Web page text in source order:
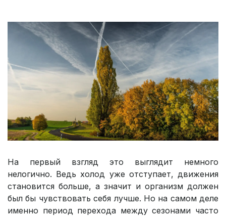
На первый взгляд это выглядит немного
нелогично. Ведь холод уже отступает, движения
становится больше, а значит и организм должен
был бы чувствовать себя лучше. Но на самом деле
именно период перехода между сезонами часто